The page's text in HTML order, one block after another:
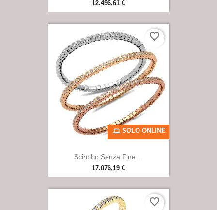
12.496,61 €
Scintillio Senza Fine:...
17.076,19 €
SOLO ONLINE
favorite_border
favorite_border